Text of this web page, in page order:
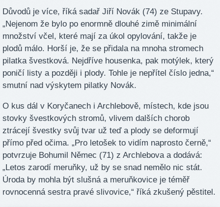
Důvodů je více, říká sadař Jiří Novák (74) ze Stupavy.
„Nejenom že bylo po enormně dlouhé zimě minimální
množství včel, které mají za úkol opylování, takže je
plodů málo. Horší je, že se přidala na mnoha stromech
pilatka švestková. Nejdříve housenka, pak motýlek, který
poničí listy a později i plody. Tohle je nepřítel číslo jedna,“
smutní nad výskytem pilatky Novák.
O kus dál v Koryčanech i Archlebově, místech, kde jsou
stovky švestkových stromů, vlivem dalších chorob
ztrácejí švestky svůj tvar už teď a plody se deformují
přímo před očima. „Pro letošek to vidím naprosto černě,“
potvrzuje Bohumil Němec (71) z Archlebova a dodává:
„Letos zarodí meruňky, už by se snad nemělo nic stát.
Úroda by mohla být slušná a meruňkovice je téměř
rovnocenná sestra pravé slivovice,“ říká zkušený pěstitel.